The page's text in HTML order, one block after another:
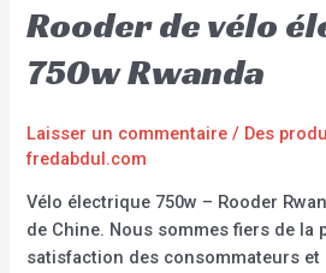
Rooder de vélo
750w Rwanda
Laisser un commentaire / Des
fredabdul.com
Vélo électrique 750w – Rooder
de Chine. Nous sommes fiers de la
satisfaction des consommateurs et